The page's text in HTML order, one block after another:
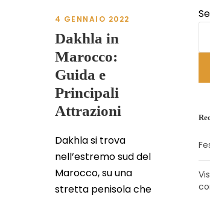
4 GENNAIO 2022
Dakhla in
Marocco:
Guida e
Principali
Attrazioni
Dakhla si trova
nell’estremo sud del
Marocco, su una
stretta penisola che